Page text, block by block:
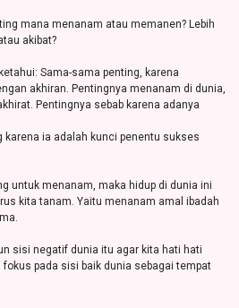
mana menanam atau memanen? Lebih
akibat?
Sama-sama penting, karena
akhiran. Pentingnya menanam di dunia,
Pentingnya sebab karena adanya
karena ia adalah kunci penentu sukses
untuk menanam, maka hidup di dunia ini
kita tanam. Yaitu menanam amal ibadah
sisi negatif dunia itu agar kita hati hati
pada sisi baik dunia sebagai tempat